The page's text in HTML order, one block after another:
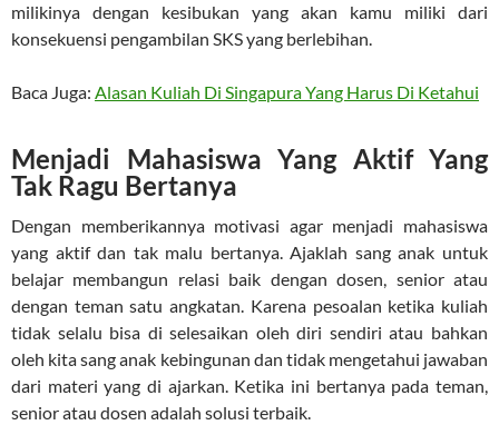
milikinya dengan kesibukan yang akan kamu miliki dari
konsekuensi pengambilan SKS yang berlebihan.
Baca Juga: Alasan Kuliah Di Singapura Yang Harus Di Ketahui
Menjadi Mahasiswa Yang Aktif Yang
Tak Ragu Bertanya
Dengan memberikannya motivasi agar menjadi mahasiswa
yang aktif dan tak malu bertanya. Ajaklah sang anak untuk
belajar membangun relasi baik dengan dosen, senior atau
dengan teman satu angkatan. Karena pesoalan ketika kuliah
tidak selalu bisa di selesaikan oleh diri sendiri atau bahkan
oleh kita sang anak kebingunan dan tidak mengetahui jawaban
dari materi yang di ajarkan. Ketika ini bertanya pada teman,
senior atau dosen adalah solusi terbaik.